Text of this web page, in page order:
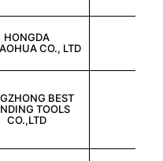
HONGDA
CO., LTD
BEST
TOOLS
CO.,LTD